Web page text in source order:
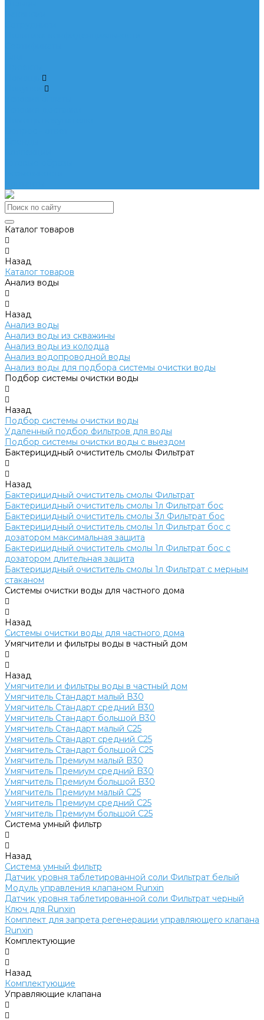
Каталог товаров
Назад
Каталог товаров
Анализ воды
Назад
Анализ воды
Анализ воды из скважины
Анализ воды из колодца
Анализ водопроводной воды
Анализ воды для подбора системы очистки воды
Подбор системы очистки воды
Назад
Подбор системы очистки воды
Удаленный подбор фильтров для воды
Подбор системы очистки воды с выездом
Бактерицидный очиститель смолы Фильтрат
Назад
Бактерицидный очиститель смолы Фильтрат
Бактерицидный очиститель смолы 1л Фильтрат бос
Бактерицидный очиститель смолы 3л Фильтрат бос
Бактерицидный очиститель смолы 1л Фильтрат бос с
дозатором максимальная защита
Бактерицидный очиститель смолы 1л Фильтрат бос с
дозатором длительная защита
Бактерицидный очиститель смолы 1л Фильтрат с мерным
стаканом
Системы очистки воды для частного дома
Назад
Системы очистки воды для частного дома
Умягчители и фильтры воды в частный дом
Назад
Умягчители и фильтры воды в частный дом
Умягчитель Cтандарт малый В30
Умягчитель Cтандарт средний B30
Умягчитель Cтандарт большой B30
Умягчитель Cтандарт малый C25
Умягчитель Cтандарт средний C25
Умягчитель Cтандарт большой C25
Умягчитель Премиум малый B30
Умягчитель Премиум средний B30
Умягчитель Премиум большой B30
Умягчитель Премиум малый C25
Умягчитель Премиум средний C25
Умягчитель Премиум большой C25
Система умный фильтр
Назад
Система умный фильтр
Датчик уровня таблетированной соли Фильтрат белый
Модуль управления клапаном Runxin
Датчик уровня таблетированной соли Фильтрат черный
Ключ для Runxin
Комплект для запрета регенерации управляющего клапана
Runxin
Комплектующие
Назад
Комплектующие
Управляющие клапана